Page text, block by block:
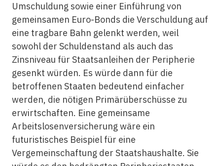
Umschuldung sowie einer Einführung von
gemeinsamen Euro-Bonds die Verschuldung auf
eine tragbare Bahn gelenkt werden, weil
sowohl der Schuldenstand als auch das
Zinsniveau für Staatsanleihen der Peripherie
gesenkt würden. Es würde dann für die
betroffenen Staaten bedeutend einfacher
werden, die nötigen Primärüberschüsse zu
erwirtschaften. Eine gemeinsame
Arbeitslosenversicherung wäre ein
futuristisches Beispiel für eine
Vergemeinschaftung der Staatshaushalte. Sie